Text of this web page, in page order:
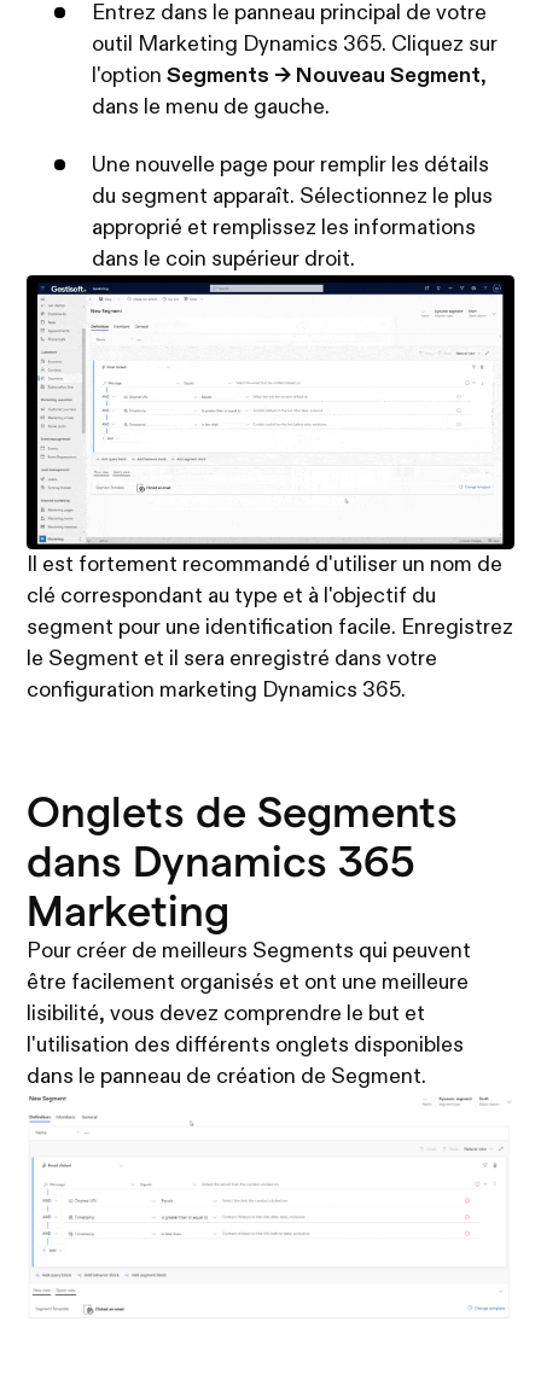
Entrez dans le panneau principal de votre
outil Marketing Dynamics 365. Cliquez sur
l'optionSegments -> Nouveau Segment,
dans le menu de gauche.
Une nouvelle page pour remplir les détails
du segment apparaît. Sélectionnez le plus
approprié et remplissez les informations
dans le coin supérieur droit.
Il est fortement recommandé d'utiliser un nom de
clé correspondant au type et à l'objectif du
segment pour une identification facile. Enregistrez
le Segment et il sera enregistré dans votre
configuration marketing Dynamics 365.
Onglets de Segments
dans Dynamics 365
Marketing
Pour créer de meilleurs Segments qui peuvent
être facilement organisés et ont une meilleure
lisibilité, vous devez comprendre le but et
l'utilisation des différents onglets disponibles
dans le panneau de création de Segment.